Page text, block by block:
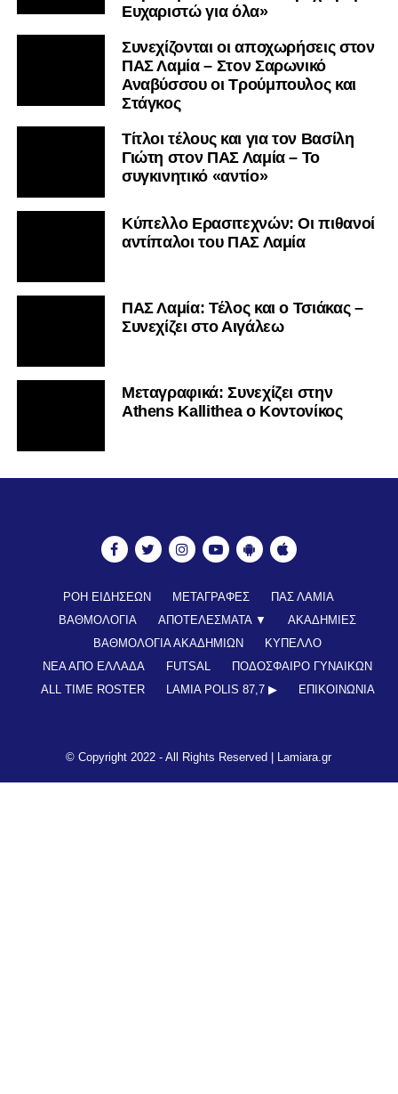
Ευχαριστώ για όλα»
Συνεχίζονται οι αποχωρήσεις στον
ΠΑΣ Λαμία – Στον Σαρωνικό
Αναβύσσου οι Τρούμπουλος και
Στάγκος
Τίτλοι τέλους και για τον Βασίλη
Γιώτη στον ΠΑΣ Λαμία – Το
συγκινητικό «αντίο»
Κύπελλο Ερασιτεχνών: Οι πιθανοί
αντίπαλοι του ΠΑΣ Λαμία
ΠΑΣ Λαμία: Τέλος και ο Τσιάκας –
Συνεχίζει στο Αιγάλεω
Mεταγραφικά: Συνεχίζει στην
Athens Kallithea ο Κοντονίκος
ΡΟΗ ΕΙΔΗΣΕΩΝ ΜΕΤΑΓΡΑΦΕΣ
ΠΑΣ ΛΑΜΙΑ
ΒΑΘΜΟΛΟΓΙΑ
ΑΠΟΤΕΛΕΣΜΑΤΑ ▼
ΑΚΑΔΗΜΙΕΣ
ΒΑΘΜΟΛΟΓΙΑ ΑΚΑΔΗΜΙΩΝ
ΚΥΠΕΛΛΟ
ΝΕΑ ΑΠΟ ΕΛΛΑΔΑ
FUTSAL
ΠΟΔΟΣΦΑΙΡΟ ΓΥΝΑΙΚΩΝ
ALL TIME ROSTER
LAMIA POLIS 87,7 ▶︎ ΕΠΙΚΟΙΝΩΝΊΑ
© Copyright 2022 - All Rights Reserved | Lamiara.gr